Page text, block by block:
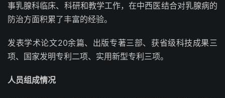
事乳腺科临床、科研和教学工作，在中西医结合对乳腺病的
防治方面积累了丰富的经验。
发表学术论文20余篇、出版专著三部、获省级科技成果三
项、国家发明专利二项、实用新型专利三项。
人员组成情况